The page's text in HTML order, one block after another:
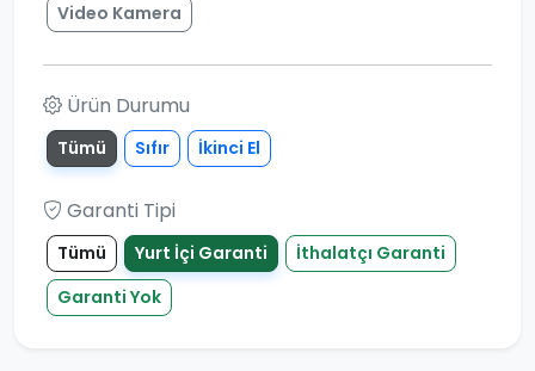
Video Kamera
Ürün Durumu
Tümü Sıfır İkinci El
Garanti Tipi
Tümü Yurt İçi Garanti
İthalatçı Garanti
Garanti Yok